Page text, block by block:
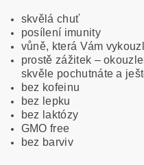
skvělá chuť
posílení imunity
vůně, která Vám
prostě zážitek –
skvěle pochutnáte a
bez kofeinu
bez lepku
bez laktózy
GMO free
bez barviv